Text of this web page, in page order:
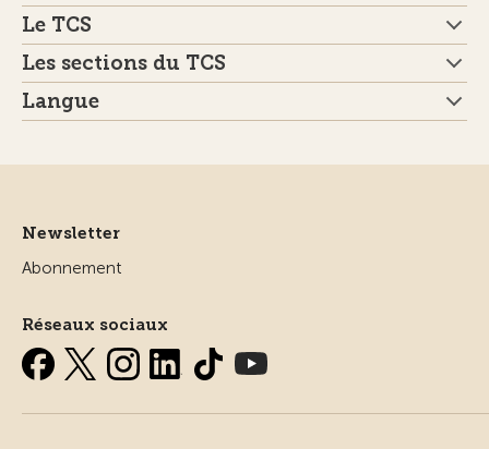
Le TCS
Les sections du TCS
Langue
Newsletter
Abonnement
Réseaux sociaux